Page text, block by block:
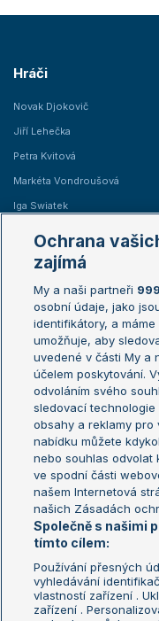
Hráči
Novak Djokovič
Jiří Lehečka
Petra Kvitová
Markéta Vondroušová
Iga Swiatek
Žebříčky
Žebříček ATP (muži)
Žebříček WTA (ženy)
Sázkařský žebříček
Aktualní trendy
Fotbalové přestupy
Livesport Daily
LS Prague Open
Podmínky užití
GDPR a žurnalistika
Ochrana
zajímá
My a naši partneři 999
osobní údaje, jako
identifikátory, a
umožňuje, aby
uvedené v části My a
účelem poskytování.
odvoláním svého
sledovací
obsahy a reklamy pro
nabídku můžete
nebo souhlas odvolat
ve spodní části
našem Internetová
našich Zásadách
Společně s našimi
tímto cílem:
Používání přesných
vyhledávání
vlastností zařízení .
zařízení .